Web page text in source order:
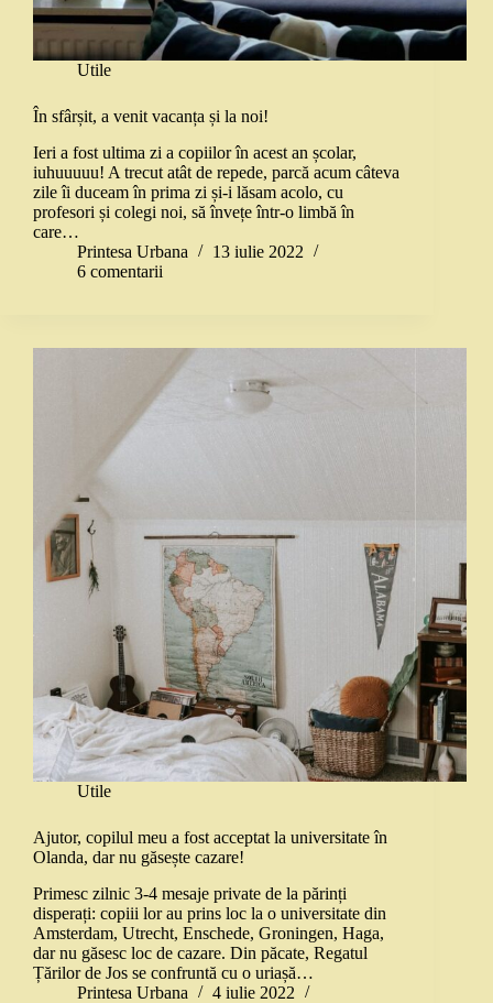
Utile
În sfârșit, a venit vacanța și la noi!
Ieri a fost ultima zi a copiilor în acest an școlar,
iuhuuuuu! A trecut atât de repede, parcă acum câteva
zile îi duceam în prima zi și-i lăsam acolo, cu
profesori și colegi noi, să învețe într-o limbă în
care…
Printesa Urbana
13 iulie 2022
6 comentarii
Utile
Ajutor, copilul meu a fost acceptat la universitate în
Olanda, dar nu găsește cazare!
Primesc zilnic 3-4 mesaje private de la părinți
disperați: copiii lor au prins loc la o universitate din
Amsterdam, Utrecht, Enschede, Groningen, Haga,
dar nu găsesc loc de cazare. Din păcate, Regatul
Țărilor de Jos se confruntă cu o uriașă…
Printesa Urbana
4 iulie 2022